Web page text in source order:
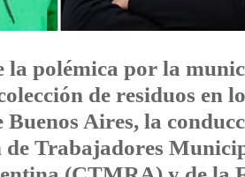
la polémica por la
de residuos en
Aires, la
de Trabajadores